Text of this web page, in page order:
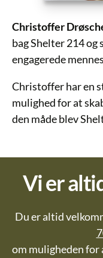
Christoffer
bag Shelter 214 og
engagerede
Christoffer har en
mulighed for at
den måde blev
Vi er
Du er altid
om muligheden for